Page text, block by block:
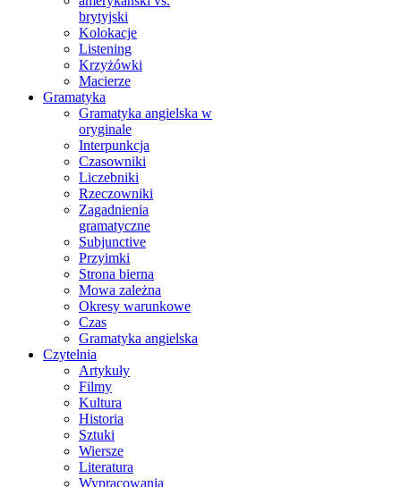
brytyjski
Kolokacje
Listening
Krzyżówki
Macierze
Gramatyka
Gramatyka angielska w
oryginale
Interpunkcja
Czasowniki
Liczebniki
Rzeczowniki
Zagadnienia
gramatyczne
Subjunctive
Przyimki
Strona bierna
Mowa zależna
Okresy warunkowe
Czas
Gramatyka angielska
Czytelnia
Artykuły
Filmy
Kultura
Historia
Sztuki
Wiersze
Literatura
Wypracowania